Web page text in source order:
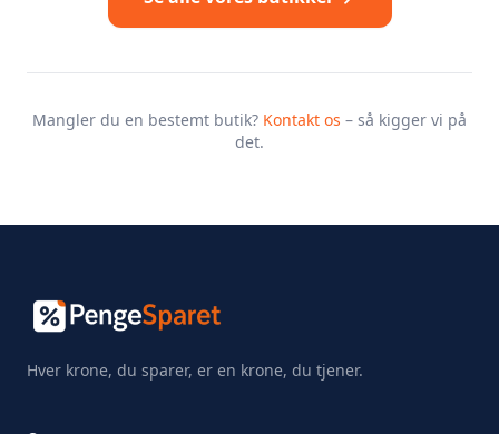
Mangler du en bestemt butik? Kontakt os – så kigger vi på
det.
Hver krone, du sparer, er en krone, du tjener.